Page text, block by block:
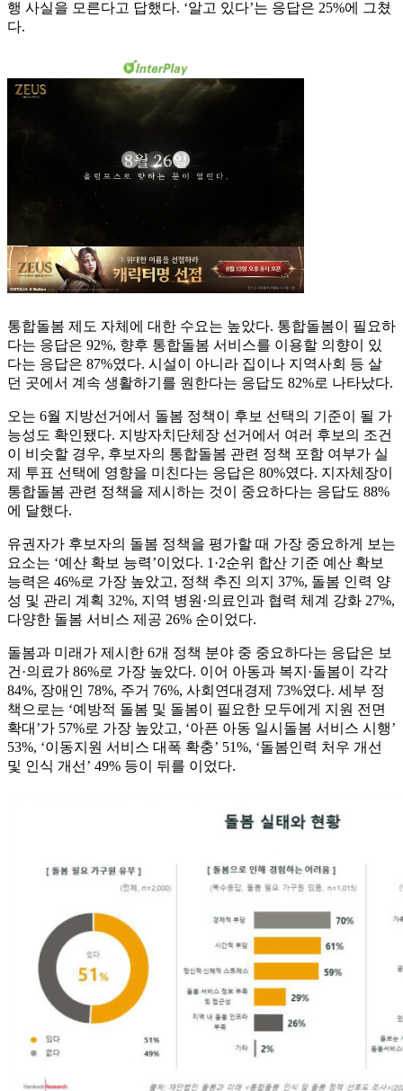
행 사실을 모른다고 답했다. ‘알고 있다’는 응답은 25%에 그쳤
다.
통합돌봄 제도 자체에 대한 수요는 높았다. 통합돌봄이 필요하
다는 응답은 92%, 향후 통합돌봄 서비스를 이용할 의향이 있
다는 응답은 87%였다. 시설이 아니라 집이나 지역사회 등 살
던 곳에서 계속 생활하기를 원한다는 응답도 82%로 나타났다.
오는 6월 지방선거에서 돌봄 정책이 후보 선택의 기준이 될 가
능성도 확인됐다. 지방자치단체장 선거에서 여러 후보의 조건
이 비슷할 경우, 후보자의 통합돌봄 관련 정책 포함 여부가 실
제 투표 선택에 영향을 미친다는 응답은 80%였다. 지자체장이
통합돌봄 관련 정책을 제시하는 것이 중요하다는 응답도 88%
에 달했다.
유권자가 후보자의 돌봄 정책을 평가할 때 가장 중요하게 보는
요소는 ‘예산 확보 능력’이었다. 1·2순위 합산 기준 예산 확보
능력은 46%로 가장 높았고, 정책 추진 의지 37%, 돌봄 인력 양
성 및 관리 계획 32%, 지역 병원·의료인과 협력 체계 강화 27%,
다양한 돌봄 서비스 제공 26% 순이었다.
돌봄과 미래가 제시한 6개 정책 분야 중 중요하다는 응답은 보
건·의료가 86%로 가장 높았다. 이어 아동과 복지·돌봄이 각각
84%, 장애인 78%, 주거 76%, 사회연대경제 73%였다. 세부 정
책으로는 ‘예방적 돌봄 및 돌봄이 필요한 모두에게 지원 전면
확대’가 57%로 가장 높았고, ‘아픈 아동 일시돌봄 서비스 시행’
53%, ‘이동지원 서비스 대폭 확충’ 51%, ‘돌봄인력 처우 개선
및 인식 개선’ 49% 등이 뒤를 이었다.